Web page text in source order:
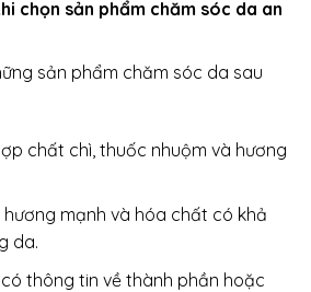
chọn sản phẩm chăm sóc da an
sản phẩm chăm sóc da sau
chất chì, thuốc nhuộm và hương
mạnh và hóa chất có khả
da.
thông tin về thành phần hoặc